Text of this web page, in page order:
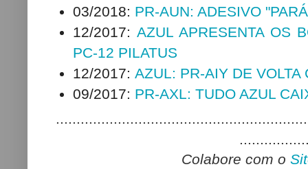
03/2018: PR-AUN: ADESIVO
12/2017: AZUL APRESENTA OS
PC-12 PILATUS
12/2017: AZUL: PR-AIY DE
09/2017: PR-AXL: TUDO AZUL
Colabore com o